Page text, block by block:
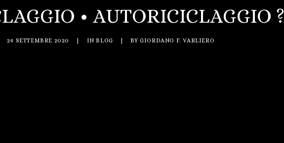
• AUTORICICLAGGIO ?
24 SETTEMBRE 2020 INBLOG BYGIORDANO F. VARLIERO